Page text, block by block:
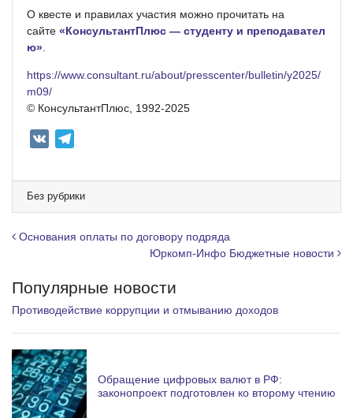
О квесте и правилах участия можно прочитать на
сайте «КонсультантПлюс — студенту и преподавател
ю».
https://www.consultant.ru/about/presscenter/bulletin/y2025/
m09/
© КонсультантПлюс, 1992-2025
e
g
r
Без рубрики
Навигация по записям
Основания оплаты по договору подряда
Юркомп-Инфо Бюджетные новости
Популярные новости
Противодействие коррупции и отмыванию доходов
Обращение цифровых валют в РФ:
законопроект подготовлен ко второму чтению